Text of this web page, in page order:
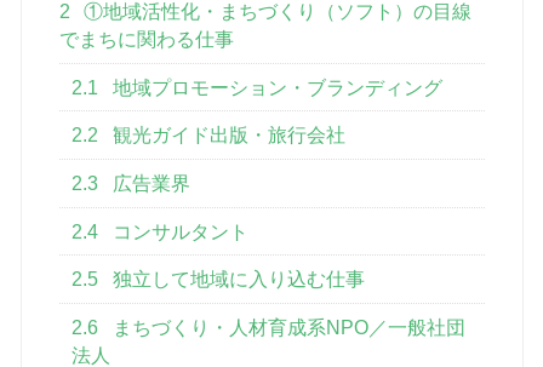
2
①地域活性化・まちづくり（ソフト）の目線
でまちに関わる仕事
2.1 地域プロモーション・ブランディング
2.2 観光ガイド出版・旅行会社
2.3 広告業界
2.4 コンサルタント
2.5 独立して地域に入り込む仕事
2.6
まちづくり・人材育成系NPO／一般社団
法人